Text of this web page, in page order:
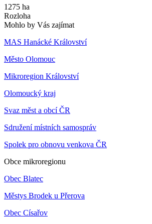
1275 ha
Rozloha
Mohlo by Vás zajímat
MAS Hanácké Království
Město Olomouc
Mikroregion Království
Olomoucký kraj
Svaz měst a obcí ČR
Sdružení místních samospráv
Spolek pro obnovu venkova ČR
Obce mikroregionu
Obec Blatec
Městys Brodek u Přerova
Obec Císařov